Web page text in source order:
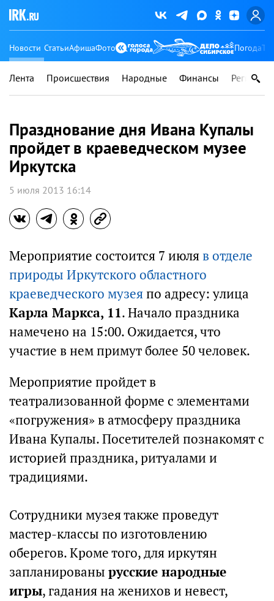
Новости СтатьиАфишаФото Погода
Лента Происшествия Народные Финансы Регионы
Празднование дня Ивана Купалы
пройдет в краеведческом музее
Иркутска
5 июля 2013 16:14
Мероприятие состоится 7 июляв отделе
природы Иркутского областного
краеведческого музеяпо адресу: улица
Карла Маркса, 11. Начало праздника
намечено на 15:00. Ожидается, что
участие в нем примут более 50 человек.
Мероприятие пройдет в
театрализованной форме с элементами
«погружения» в атмосферу праздника
Ивана Купалы. Посетителей познакомят с
историей праздника, ритуалами и
традициями.
Сотрудники музея также проведут
мастер-классы по изготовлению
оберегов. Кроме того, для иркутян
запланированы русские народные
игры, гадания на женихов и невест,